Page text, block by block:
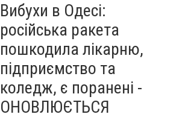
Вибухи в Одесі:
російська ракета
пошкодила лікарню,
підприємство та
коледж, є поранені -
ОНОВЛЮЄТЬСЯ